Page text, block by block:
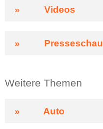
» Videos
» Presseschau
Weitere Themen
» Auto